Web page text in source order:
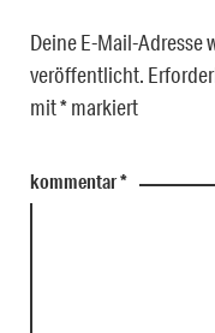
Deine E-Mail-Adresse
veröffentlicht.
mit*markiert
kommentar*